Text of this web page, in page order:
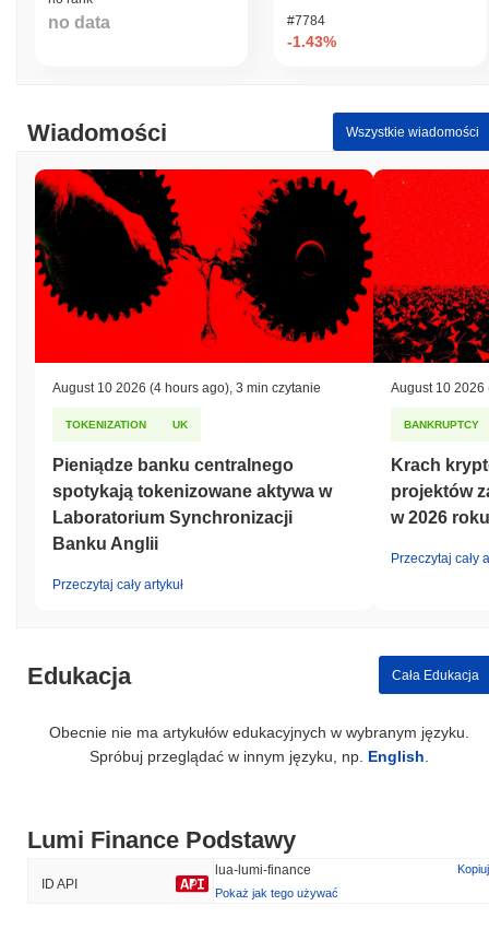
wynosi
Jaka jest historia zakresu cen Lumi Finance?
~99.84%poniżej swojego
ATH .
Jak Lumi Finance radzi sobie w porównaniu z
szerszym rynkiem kryptowalut?
W ciągu ostatnich 7 dni Lumi Finance zyskał 0.00%
przewyższając ogólny rynek kryptowalut który odnotował spadek
1.37% . Wskazuje to na silną wydajność akcji cenowej LUA w
stosunku do szerszego impulsu rynkowego.
no data #7784
-1.43%
Wiadomości Wszystkie wiadomości
August 10 2026 (4 hours ago), 3 min czytanie
TOKENIZATION UK
Pieniądze banku centralnego
spotykają tokenizowane aktywa w
Laboratorium Synchronizacji
Banku Anglii
Przeczytaj cały artykuł
August 10 2026
BANKRUPTCY
Krach
projektów
w 2026 roku
Przeczytaj cały
Edukacja Cała Edukacja
Obecnie nie ma artykułów edukacyjnych w wybranym języku.
Spróbuj przeglądać w innym języku, np. English
Lumi Finance Podstawy
ID API
lua-lumi-finance
Kopiuj
Pokaż jak tego używać